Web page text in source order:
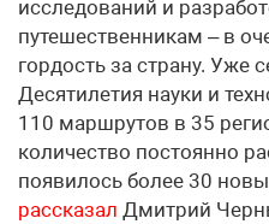
исследований и
путешественникам – в
гордость за страну. Уже
Десятилетия науки и
110 маршрутов в 35
количество постоянно
появилось более 30
рассказал Дмитрий